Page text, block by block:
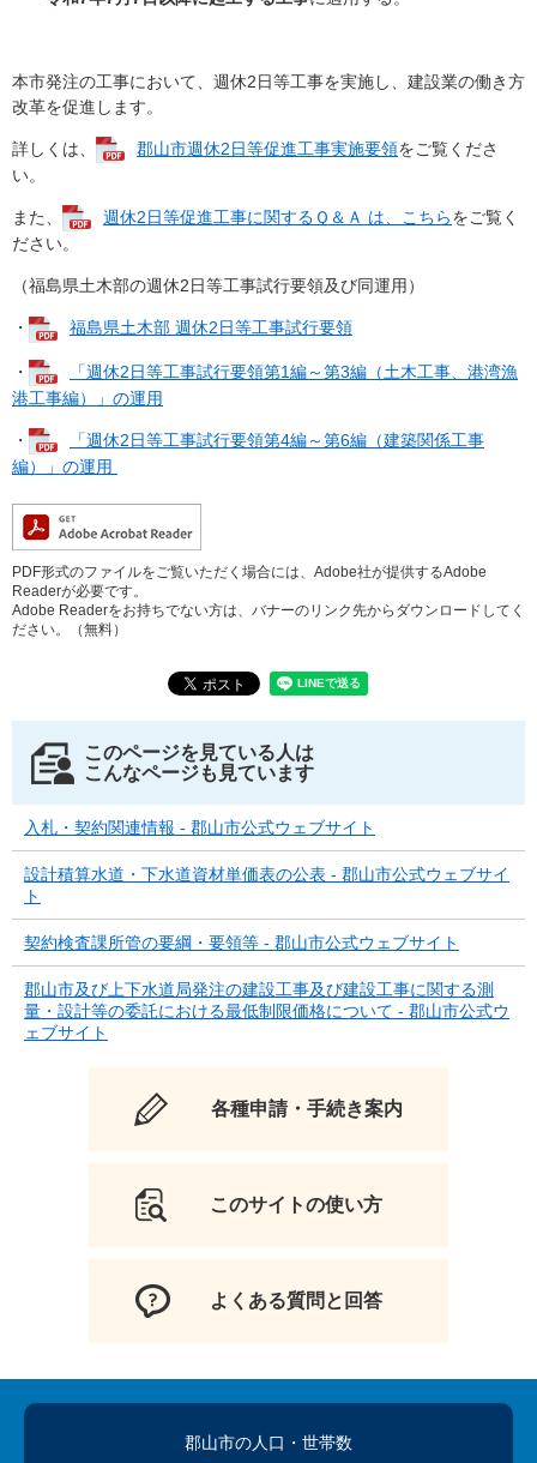
本市発注の工事において、週休2日等工事を実施し、建設業の働き方
改革を促進します。
詳しくは、 郡山市週休2日等促進工事実施要領​をご覧くださ
い。
また、 週休2日等促進工事に関するＱ＆Ａ は、こちらをご覧く
ださい。
（福島県土木部の週休2日等工事試行要領及び同運用）
・ 福島県土木部 週休2日等工事試行要領
・
「週休2日等工事試行要領第1編～第3編（土木工事、港湾漁
港工事編）」の運用
・
「週休2日等工事試行要領第4編～第6編（建築関係工事
編）」の運用
PDF形式のファイルをご覧いただく場合には、Adobe社が提供するAdobe
Readerが必要です。
Adobe Readerをお持ちでない方は、バナーのリンク先からダウンロードしてく
ださい。（無料）
このページを見ている人は
こんなページも見ています
入札・契約関連情報 - 郡山市公式ウェブサイト
設計積算水道・下水道資材単価表の公表 - 郡山市公式ウェブサイ
ト
契約検査課所管の要綱・要領等 - 郡山市公式ウェブサイト
郡山市及び上下水道局発注の建設工事及び建設工事に関する測
量・設計等の委託における最低制限価格について - 郡山市公式ウ
ェブサイト
各種申請・手続き案内
このサイトの使い方
よくある質問と回答
郡山市の人口 ・世帯数